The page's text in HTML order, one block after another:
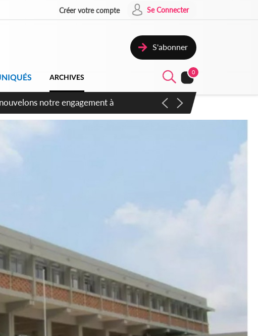
Créer votre compte Se Connecter
S'abonner
ARCHIVES
0
des amendements, un exclu